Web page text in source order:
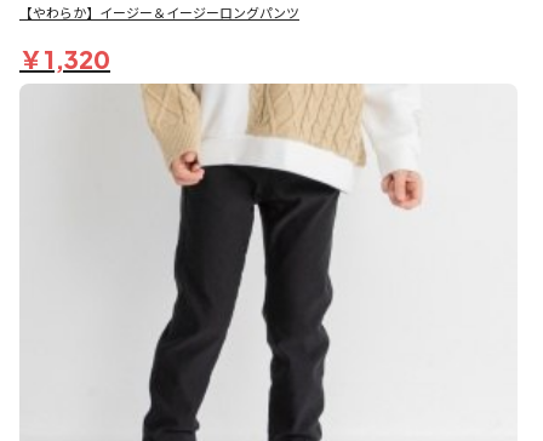
【やわらか】イージー＆イージーロングパンツ
￥1,320